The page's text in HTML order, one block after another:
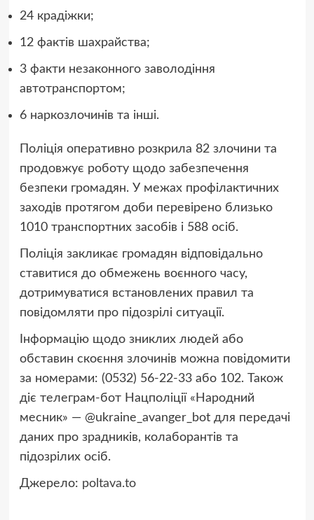
24 крадіжки;
12 фактів шахрайства;
3 факти незаконного заволодіння
автотранспортом;
6 наркозлочинів та інші.
Поліція оперативно розкрила 82 злочини та
продовжує роботу щодо забезпечення
безпеки громадян. У межах профілактичних
заходів протягом доби перевірено близько
1010 транспортних засобів і 588 осіб.
Поліція закликає громадян відповідально
ставитися до обмежень воєнного часу,
дотримуватися встановлених правил та
повідомляти про підозрілі ситуації.
Інформацію щодо зниклих людей або
обставин скоєння злочинів можна повідомити
за номерами: (0532) 56-22-33 або 102. Також
діє телеграм-бот Нацполіції «Народний
месник» — @ukraine_avanger_bot для передачі
даних про зрадників, колаборантів та
підозрілих осіб.
Джерело: poltava.to